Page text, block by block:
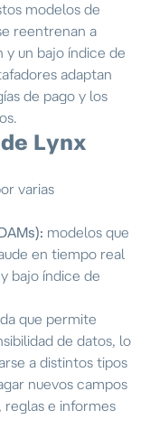
modelos de
reentrenan a
y un bajo índice de
adaptan
de pago y los
Lynx
varias
modelos que
en tiempo real
bajo índice de
que permite
de datos, lo
a distintos tipos
nuevos campos
reglas e informes